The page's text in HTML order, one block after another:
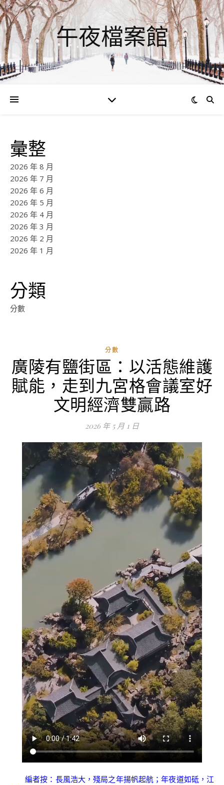
午夜檔案館
彙整
2026 年 8 月
2026 年 7 月
2026 年 6 月
2026 年 5 月
2026 年 4 月
2026 年 3 月
2026 年 2 月
2026 年 1 月
分類
分數
分數
廣陵有鹽街區：以活態維護
賦能，走到九宮格會議室好
文明經濟雙贏路
2026 年 5 月 1 日
編者按：長風浩大，殘局之年揚帆起航；年夜道如砥，江
0